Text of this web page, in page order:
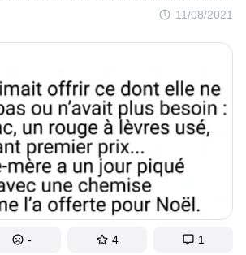
11/08/2021
appris avant l’âge adulte, un tout nouveau
Non, le poney n’est pas le petit du cheval,
gorges ne sont pas le même oiseau,
Luther King Jr. ont vécu à plusieurs
- 4 1